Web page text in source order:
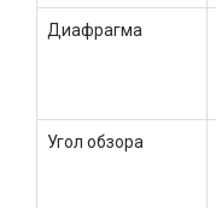
Диафрагма
Угол обзора